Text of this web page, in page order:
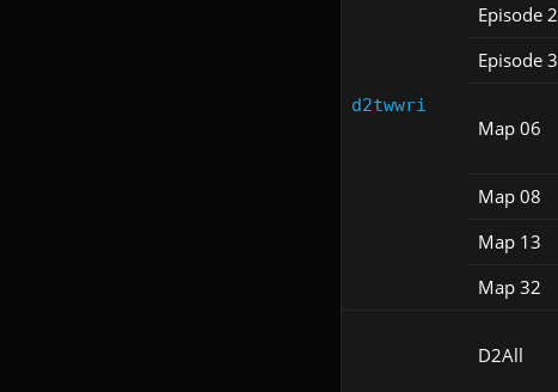
d2twwri
Episode 2
Episode 3
Map 06
Map 08
Map 13
Map 32
D2All